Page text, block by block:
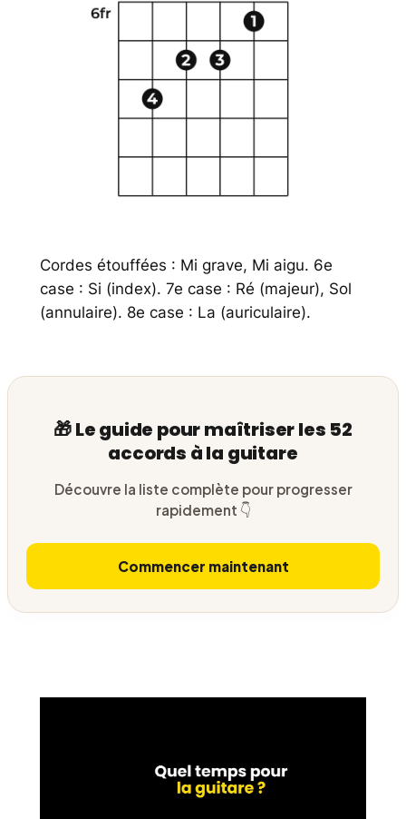
Cordes étouffées : Mi grave, Mi aigu. 6e
case : Si (index). 7e case : Ré (majeur), Sol
(annulaire). 8e case : La (auriculaire).
🎁 Le guide pour maîtriser les 52
accords à la guitare
Découvre la liste complète pour progresser
rapidement 👇
Commencer maintenant